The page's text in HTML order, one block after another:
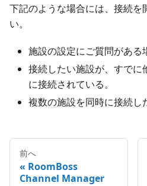
下記のような場合には、接続を
い。
施設の設定にご質問がある
接続したい施設が、すでに
に接続されている。
複数の施設を同時に接続し
前へ
RoomBoss
Channel Manager